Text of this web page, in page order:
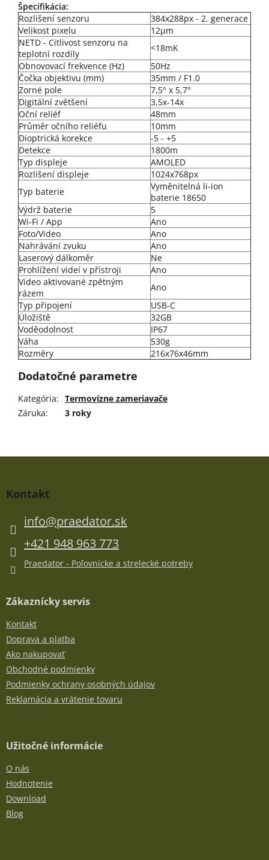
Špecifikácia:
Rozlišení senzoru
384x288px - 2. generace
Velikost pixelu
12µm
NETD - Citlivost senzoru na
teplotní rozdíly
<18mK
Obnovovací frekvence (Hz)
50Hz
Čočka objektivu (mm)
35mm / F1.0
Zorné pole
7,5° x 5,7°
Digitální zvětšení
3,5x-14x
Oční reliéf
48mm
Průměr očního reliéfu
10mm
Dioptrická korekce
-5 - +5
Detekce
1800m
Typ displeje
AMOLED
Rozlišení displeje
1024x768px
Typ baterie
Vyměnitelná li-ion
baterie 18650
Výdrž baterie
5
Wi-Fi / App
Ano
Foto/Video
Ano
Nahrávání zvuku
Ano
Laserový dálkoměr
Ne
Prohlížení videí v přístroji
Ano
Video aktivované zpětným
rázem
Ano
Typ připojení
USB-C
Úložiště
32GB
Voděodolnost
IP67
Váha
530g
Rozměry
216x76x46mm
Dodatočné parametre
Kategória: Termovízne zameriavače
Záruka: 3 roky
Kontakt
info@praedator.sk
+421 948 963 773
Praedator - Poľovnícke a strelecké potreby
Zákaznícky servis
Kontakt
Doprava a platba
Ako nakupovať
Obchodné podmienky
Podmienky ochrany osobných údajov
Reklamácia a vrátenie tovaru
Užitočné informácie
O nás
Hodnotenie
Download
Blog